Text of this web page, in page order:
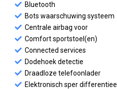
Bluetooth
Bots waarschuwing systeem
Centrale airbag voor
Comfort sportstoel(en)
Connected services
Dodehoek detectie
Draadloze telefoonlader
Elektronisch sper differentieel